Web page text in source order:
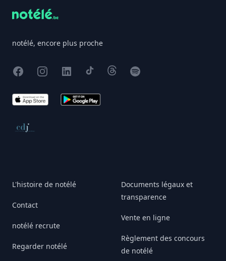
notélé, encore plus proche
FacebookInstagram
X TikTokThreadsSpotify
App Store Google Play
Conseil de déontologie journalistique
L'histoire de notélé
Contact
notélé recrute
Regarder notélé
Documents légaux et
transparence
Vente en ligne
Règlement des concours
de notélé